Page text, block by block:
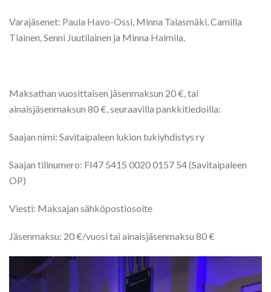
Varajäsenet: Paula Havo-Ossi, Minna Talasmäki, Camilla
Tiainen, Senni Juutilainen ja Minna Haimila.
Maksathan vuosittaisen jäsenmaksun 20 €, tai
ainaisjäsenmaksun 80 €, seuraavilla pankkitiedoilla:
Saajan nimi: Savitaipaleen lukion tukiyhdistys ry
Saajan tilinumero: FI47 5415 0020 0157 54 (Savitaipaleen
OP)
Viesti: Maksajan sähköpostiosoite
Jäsenmaksu: 20 €/vuosi tai ainaisjäsenmaksu 80 €